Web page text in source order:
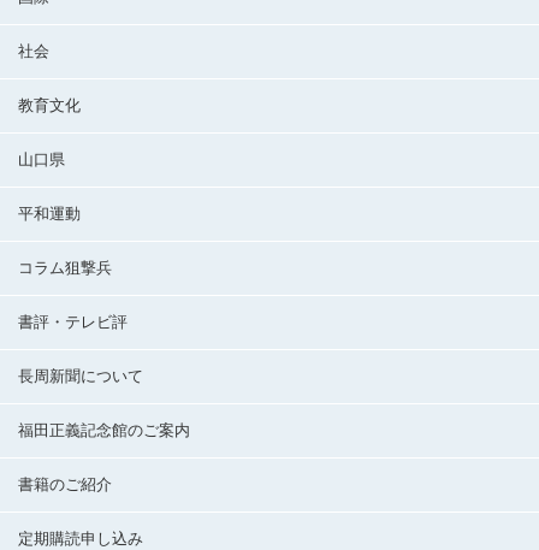
社会
教育文化
山口県
平和運動
コラム狙撃兵
書評・テレビ評
長周新聞について
福田正義記念館のご案内
書籍のご紹介
定期購読申し込み